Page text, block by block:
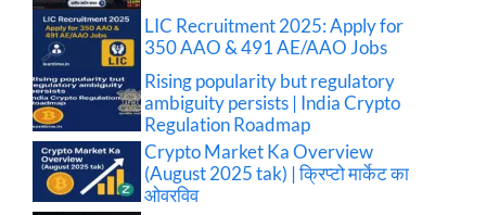
LIC Recruitment 2025: Apply for
350 AAO & 491 AE/AAO Jobs
Rising popularity but regulatory
ambiguity persists | India Crypto
Regulation Roadmap
Crypto Market Ka Overview
(August 2025 tak) | क्रिप्टो मार्केट का
ओवरविव